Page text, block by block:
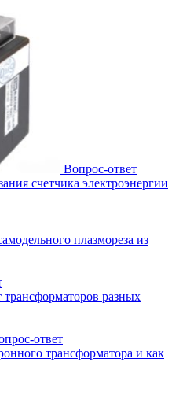
Вопрос-ответ
счетчика электроэнергии
плазмореза из
трансформаторов разных
ответ
трансформатора и как